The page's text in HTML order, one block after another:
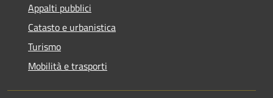
Appalti pubblici
Catasto e urbanistica
Turismo
Mobilità e trasporti